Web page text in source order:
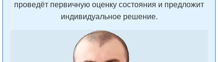
проведёт первичную оценку состояния и предложит
индивидуальное решение.